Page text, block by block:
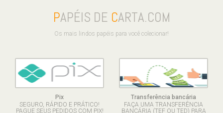
PAPÉIS DE CARTA.COM
Os mais lindos papéis para você colecionar!
Pix
SEGURO, RÁPIDO E PRÁTICO!
PAGUE SEUS PEDIDOS COM PIX!
Transferência bancária
FAÇA UMA TRANSFERÊNCIA
BANCÁRIA (TEF OU TED) PARA